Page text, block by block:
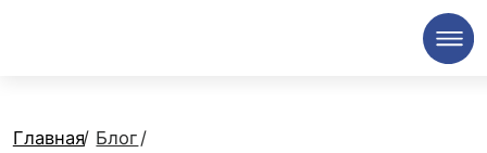
Детская терапевтическая стоматология